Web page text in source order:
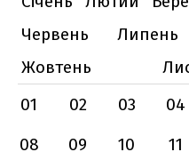
Червень
Липень
Жовтень
01
02 03 04
08
09 10 11